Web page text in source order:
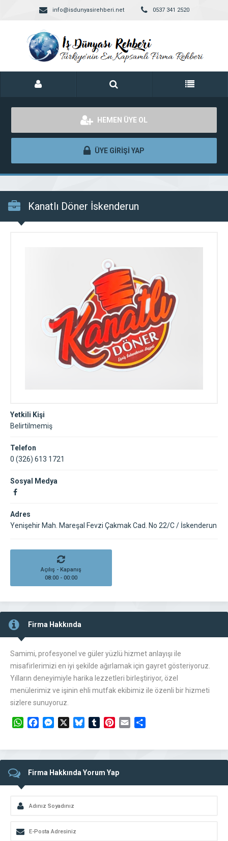
info@isdunyasirehberi.net 0537 341 2520
HEMEN ÜYE OL
ÜYE GİRİŞİ YAP
Kanatlı Döner İskenderun
Yetkili Kişi
Belirtilmemiş
Telefon
0 (326) 613 1721
Sosyal Medya
Adres
Yenişehir Mah. Mareşal Fevzi Çakmak Cad. No 22/C / İskenderun
Açılış - Kapanış
08:00 - 00:00
Firma Hakkında
Samimi, profesyonel ve güler yüzlü hizmet anlayışı ile
misafirlerimizi en iyi şekilde ağırlamak için gayret gösteriyoruz.
Yılların deneyimiyle harika lezzetleri birleştiriyor, özel
menülerimiz ve işinin ehli mutfak ekibimiz ile özenli bir hizmeti
sizlere sunuyoruz.
WhatsAppFacebookMessengerBlueskyTumblrPinterest
Email
Firma Hakkında Yorum Yap